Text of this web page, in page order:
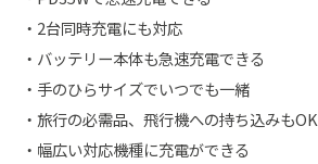
・2台同時充電にも対応
・バッテリー本体も急速充電できる
・手のひらサイズでいつでも一緒
・旅行の必需品、飛行機への持ち込みもOK
・幅広い対応機種に充電ができる